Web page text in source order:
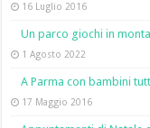
16 Luglio 2016
Un parco giochi in
1 Agosto 2022
A Parma con bambini
17 Maggio 2016